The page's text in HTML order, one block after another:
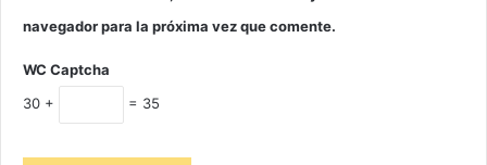
navegador para la próxima vez que comente.
WC Captcha
30 +
= 35